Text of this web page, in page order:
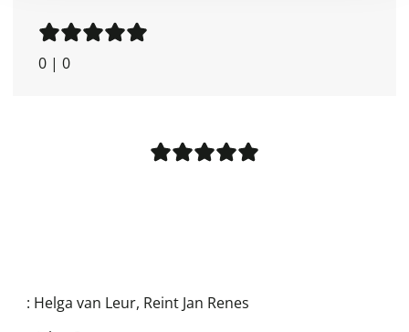
0 | 0
: Helga van Leur, Reint Jan Renes